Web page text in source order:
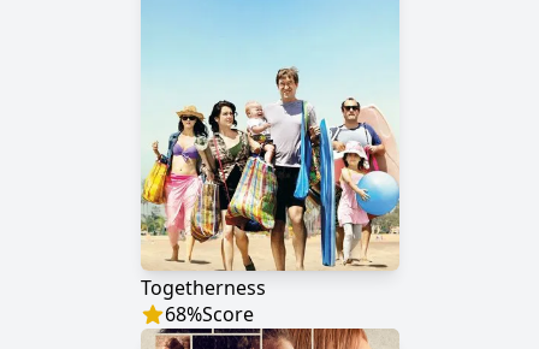
Togetherness
68%Score